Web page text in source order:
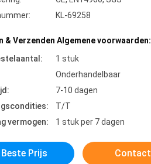
KL-69258
& Verzenden Algemene voorwaarden:
1 stuk
Onderhandelbaar
7-10 dagen
T/T
vermogen:
1 stuk per 7 dagen
Beste Prijs Contact